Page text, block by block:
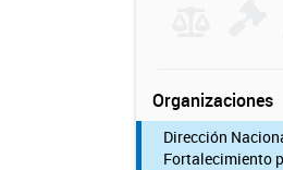
Organizaciones
Dirección
Fortalecimiento